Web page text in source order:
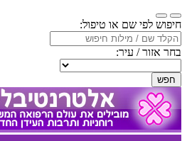
חיפוש לפי שם או טיפול:
בחר אזור / עיר:
חפש